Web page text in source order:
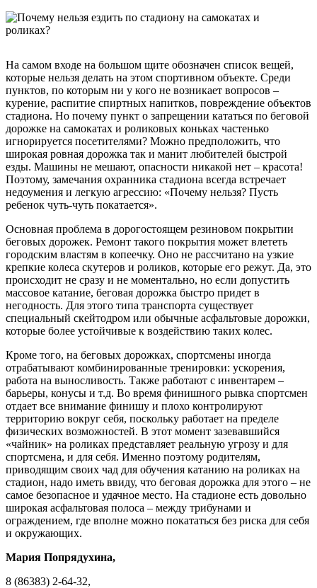
На самом входе на большом щите обозначен список вещей,
которые нельзя делать на этом спортивном объекте. Среди
пунктов, по которым ни у кого не возникает вопросов –
курение, распитие спиртных напитков, повреждение объектов
стадиона. Но почему пункт о запрещении кататься по беговой
дорожке на самокатах и роликовых коньках частенько
игнорируется посетителями? Можно предположить, что
широкая ровная дорожка так и манит любителей быстрой
езды. Машины не мешают, опасности никакой нет – красота!
Поэтому, замечания охранника стадиона всегда встречает
недоумения и легкую агрессию: «Почему нельзя? Пусть
ребенок чуть-чуть покатается».
Основная проблема в дорогостоящем резиновом покрытии
беговых дорожек. Ремонт такого покрытия может влететь
городским властям в копеечку. Оно не рассчитано на узкие
крепкие колеса скутеров и роликов, которые его режут. Да, это
происходит не сразу и не моментально, но если допустить
массовое катание, беговая дорожка быстро придет в
негодность. Для этого типа транспорта существует
специальный скейтодром или обычные асфальтовые дорожки,
которые более устойчивые к воздействию таких колес.
Кроме того, на беговых дорожках, спортсмены иногда
отрабатывают комбинированные тренировки: ускорения,
работа на выносливость. Также работают с инвентарем –
барьеры, конусы и т.д. Во время финишного рывка спортсмен
отдает все внимание финишу и плохо контролируют
территорию вокруг себя, поскольку работает на пределе
физических возможностей. В этот момент зазевавшийся
«чайник» на роликах представляет реальную угрозу и для
спортсмена, и для себя. Именно поэтому родителям,
приводящим своих чад для обучения катанию на роликах на
стадион, надо иметь ввиду, что беговая дорожка для этого – не
самое безопасное и удачное место. На стадионе есть довольно
широкая асфальтовая полоса – между трибунами и
ограждением, где вполне можно покататься без риска для себя
и окружающих.
Мария Попрядухина,
8 (86383) 2-64-32,